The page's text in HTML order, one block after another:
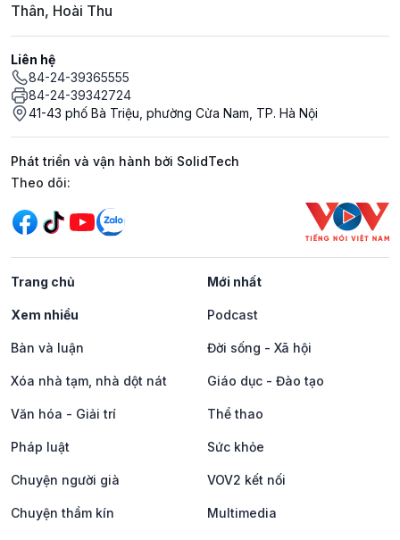
Thân, Hoài Thu
Liên hệ
84-24-39365555
84-24-39342724
41-43 phố Bà Triệu, phường Cửa Nam, TP. Hà Nội
Phát triển và vận hành bởi SolidTech
Mạng xã hội
Theo dõi:
Trang chủ Mới nhất
Xem nhiều Podcast
Bàn và luận Đời sống - Xã hội
Xóa nhà tạm, nhà dột nát Giáo dục - Đào tạo
Văn hóa - Giải trí Thể thao
Pháp luật Sức khỏe
Chuyện người già VOV2 kết nối
Chuyện thầm kín Multimedia